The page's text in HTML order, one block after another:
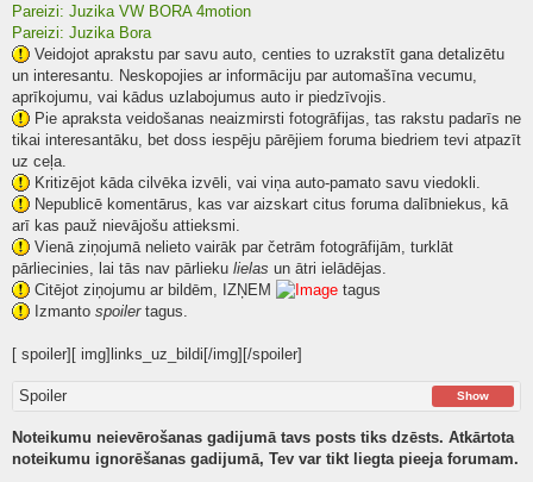
Pareizi: Juzika VW BORA 4motion
Pareizi: Juzika Bora
Veidojot aprakstu par savu auto, centies to uzrakstīt gana detalizētu
un interesantu. Neskopojies ar informāciju par automašīna vecumu,
aprīkojumu, vai kādus uzlabojumus auto ir piedzīvojis.
Pie apraksta veidošanas neaizmirsti fotogrāfijas, tas rakstu padarīs ne
tikai interesantāku, bet doss iespēju pārējiem foruma biedriem tevi atpazīt
uz ceļa.
Kritizējot kāda cilvēka izvēli, vai viņa auto-pamato savu viedokli.
Nepublicē komentārus, kas var aizskart citus foruma dalībniekus, kā
arī kas pauž nievājošu attieksmi.
Vienā ziņojumā nelieto vairāk par četrām fotogrāfijām, turklāt
pārliecinies, lai tās nav pārlieku lielas un ātri ielādējas.
Citējot ziņojumu ar bildēm, IZŅEM
tagus
Izmanto spoilertagus.
[ spoiler][ img]links_uz_bildi[/img][/spoiler]
Spoiler Show
Noteikumu neievērošanas gadijumā tavs posts tiks dzēsts. Atkārtota
noteikumu ignorēšanas gadijumā, Tev var tikt liegta pieeja forumam.